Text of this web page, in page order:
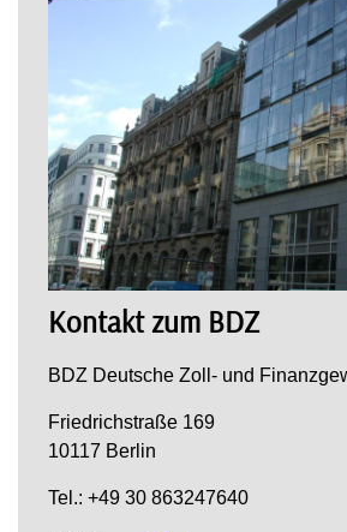
Kontakt zum BDZ
BDZ Deutsche Zoll- und
Friedrichstraße 169
10117 Berlin
Tel.: +49 30 863247640